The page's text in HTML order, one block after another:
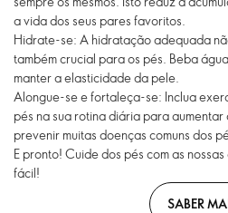
a vida dos seus pares favoritos.
Hidrate-se: A hidratação adequada
também crucial para os pés. Beba
manter a elasticidade da pele.
Alongue-se e fortaleça-se: Inclua
pés na sua rotina diária para
prevenir muitas doenças comuns dos
E pronto! Cuide dos pés com as
fácil!
SABER